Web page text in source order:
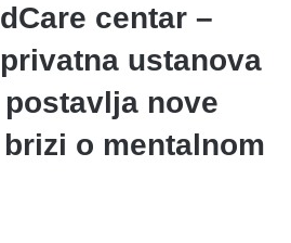
centar –
ustanova
nove
o mentalnom